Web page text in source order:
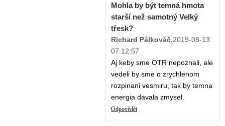
Mohla by být temná hmota
starší než samotný Velký
třesk?
Richard Pálkováč 2019-08-13
07:12:57
Aj keby sme OTR nepoznali, ale
vedeli by sme o zrychlenom
rozpinani vesmiru, tak by temna
energia davala zmysel.
Odpovědět